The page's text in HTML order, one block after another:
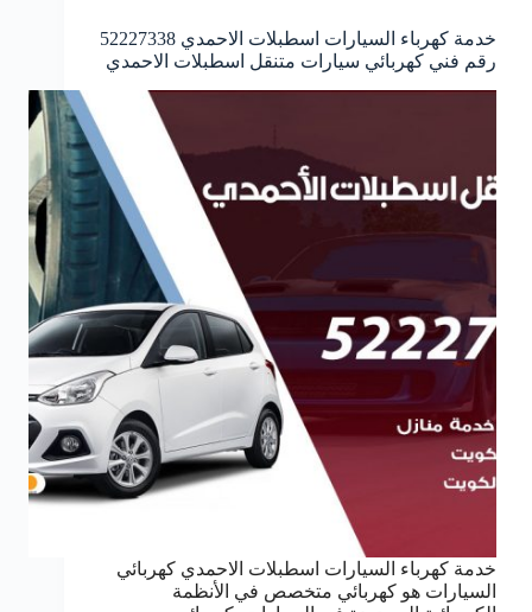
خدمة كهرباء السيارات اسطبلات الاحمدي 52227338
رقم فني كهربائي سيارات متنقل اسطبلات الاحمدي
خدمة كهرباء السيارات اسطبلات الاحمدي كهربائي
السيارات هو كهربائي متخصص في الأنظمة